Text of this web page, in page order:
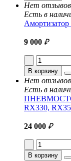
Нет отзывов
Есть в
9 000 ₽
В корзину
Нет отзывов
Есть в
RX330,
24 000 ₽
В корзину